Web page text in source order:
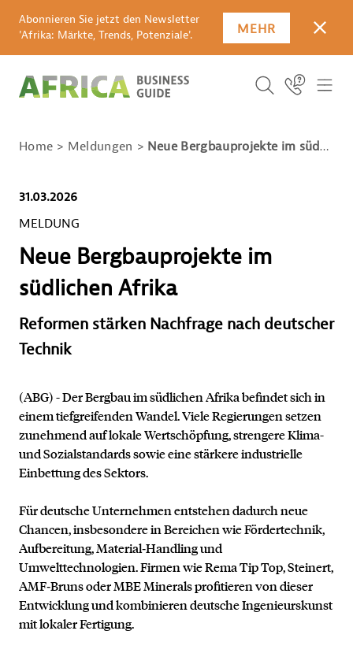
Abonnieren Sie jetzt den Newsletter
'Afrika: Märkte, Trends, Potenziale'.
MEHR
ICON
SUCHBEGRIFF
SUCHEN
Icon Link
Home Meldungen Neue Bergbauprojekte im südlichen Afrika
31.03.2026
MELDUNG
Neue Bergbauprojekte im
südlichen Afrika
Reformen stärken Nachfrage nach deutscher
Technik
(ABG) - Der Bergbau im südlichen Afrika befindet sich in
einem tiefgreifenden Wandel. Viele Regierungen setzen
zunehmend auf lokale Wertschöpfung, strengere Klima-
und Sozialstandards sowie eine stärkere industrielle
Einbettung des Sektors.
Für deutsche Unternehmen entstehen dadurch neue
Chancen, insbesondere in Bereichen wie Fördertechnik,
Aufbereitung, Material‑Handling und
Umwelttechnologien. Firmen wie Rema Tip Top, Steinert,
AMF‑Bruns oder MBE Minerals profitieren von dieser
Entwicklung und kombinieren deutsche Ingenieurskunst
mit lokaler Fertigung.